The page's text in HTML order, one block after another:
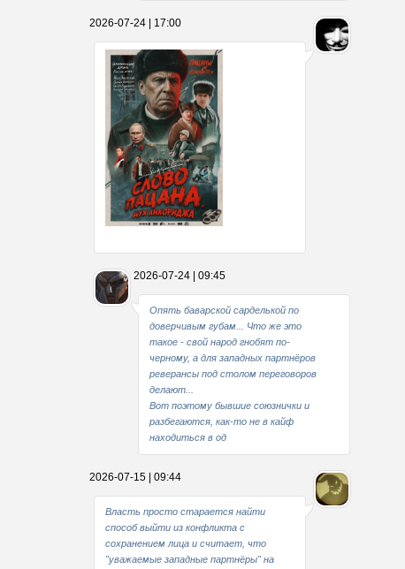
2026-07-24 | 17:00
В свое время
2026-07-24 | 09:45
Опять баварской сарделькой по
доверчивым губам... Что же это
такое - свой народ гнобят по-
черному, а для западных партнёров
реверансы под столом переговоров
делают...
Вот поэтому бывшие союзнички и
разбегаются, как-то не в кайф
находиться в од
2026-07-15 | 09:44
Власть просто старается найти
способ выйти из конфликта с
сохранением лица и считает, что
"уважаемые западные партнёры" на